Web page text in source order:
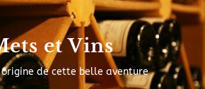
et Vins
de cette belle aventure